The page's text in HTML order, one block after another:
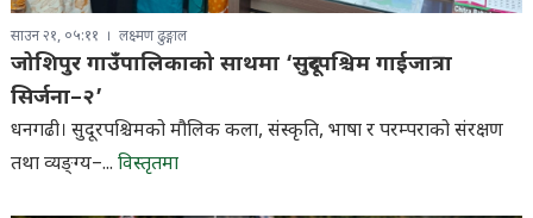
साउन २१, ०५:११ लक्ष्मण ढुङ्गाल
जोशिपुर गाउँपालिकाको साथमा ‘सुदूरपश्चिम गाईजात्रा
सिर्जना–२’
धनगढी। सुदूरपश्चिमको मौलिक कला, संस्कृति, भाषा र परम्पराको संरक्षण
तथा व्यङ्ग्य–... विस्तृतमा